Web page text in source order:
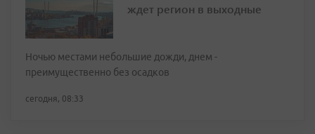
ждет регион в выходные
Ночью местами небольшие дожди, днем -
преимущественно без осадков
сегодня, 08:33